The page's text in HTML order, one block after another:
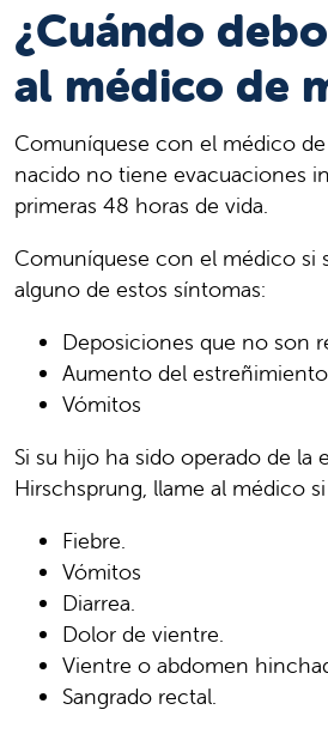
¿Cuándo
al médico de
Comuníquese con el médico
nacido no tiene evacuaciones
primeras 48 horas de vida.
Comuníquese con el médico si
alguno de estos síntomas:
Deposiciones que no son
Aumento del estreñimiento
Vómitos
Si su hijo ha sido operado de la
Hirschsprung, llame al médico
Fiebre.
Vómitos
Diarrea.
Dolor de vientre.
Vientre o abdomen
Sangrado rectal.